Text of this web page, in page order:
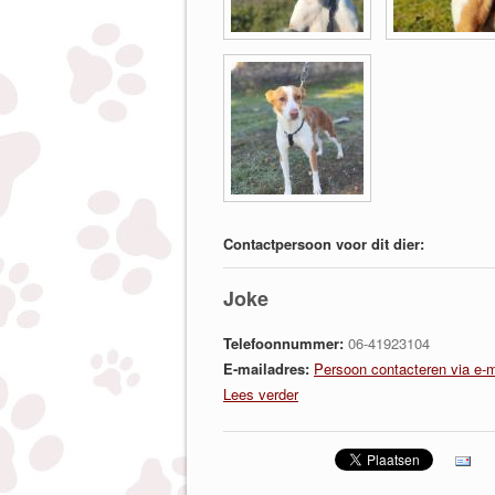
Contactpersoon voor dit dier:
Joke
Telefoonnummer: 06-41923104
E-mailadres: Persoon contacteren via e-
Lees verderover Joke